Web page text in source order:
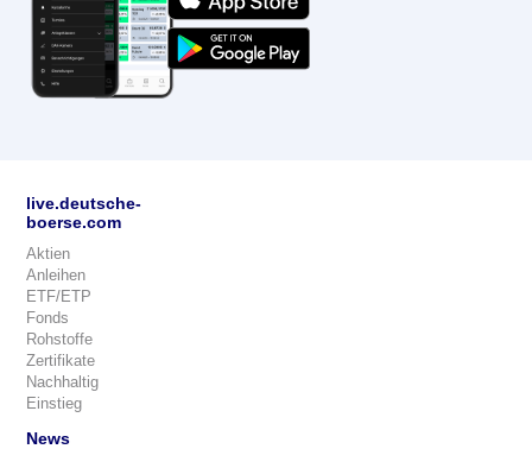
live.deutsche-
boerse.com
Aktien
Anleihen
ETF/ETP
Fonds
Rohstoffe
Zertifikate
Nachhaltig
Einstieg
News